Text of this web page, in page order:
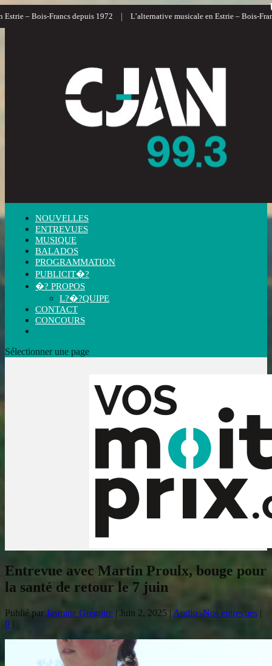
– Bois-Francs depuis 1972 | L’alternative musicale en Estrie – Bois-Francs
NOUVELLES
ENTREVUES
MUSIQUE
BALADOS
PROGRAMMATION
PUBLICIT�?
�? PROPOS
L?�?QUIPE
CONTACT
CONCOURS
Sélectionner une page
Entrevue avec Martin Proulx, bouge pour
la santé de retour le 7 juin
Publié par Jasmine Grégoire | Juin 2, 2025 | Audio -Nos entrevues |
0 |